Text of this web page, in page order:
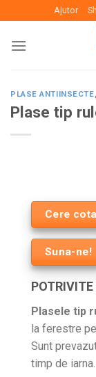
content
Ajutor
PLASE ANTIINSECTE,
Plase tip
Cere
Suna-ne!
POTRIVITE
Plasele tip
la ferestre
Sunt
timp de iarna.